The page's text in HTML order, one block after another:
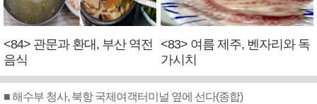
<84> 관문과 환대, 부산 역전
음식
<83> 여름 제주, 벤자리와 독
가시치
■ 해수부 청사, 북항 국제여객터미널 옆에 선다(종합)